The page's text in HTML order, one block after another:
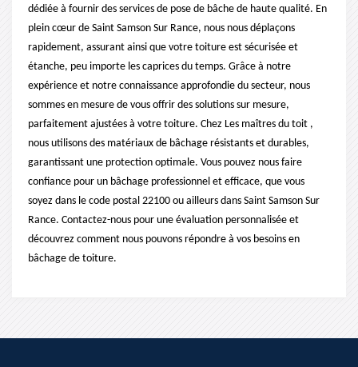
dédiée à fournir des services de pose de bâche de haute qualité. En
plein cœur de Saint Samson Sur Rance, nous nous déplaçons
rapidement, assurant ainsi que votre toiture est sécurisée et
étanche, peu importe les caprices du temps. Grâce à notre
expérience et notre connaissance approfondie du secteur, nous
sommes en mesure de vous offrir des solutions sur mesure,
parfaitement ajustées à votre toiture. Chez Les maîtres du toit ,
nous utilisons des matériaux de bâchage résistants et durables,
garantissant une protection optimale. Vous pouvez nous faire
confiance pour un bâchage professionnel et efficace, que vous
soyez dans le code postal 22100 ou ailleurs dans Saint Samson Sur
Rance. Contactez-nous pour une évaluation personnalisée et
découvrez comment nous pouvons répondre à vos besoins en
bâchage de toiture.